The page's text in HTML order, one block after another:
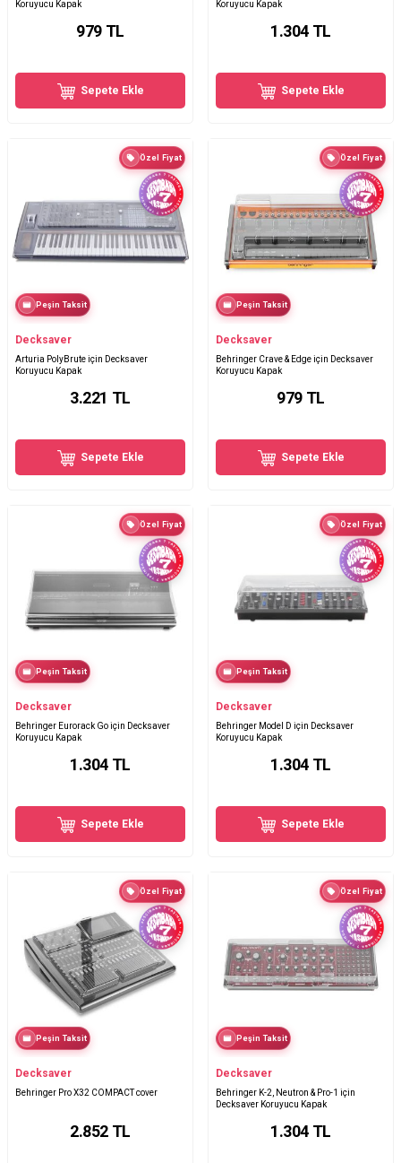
Koruyucu Kapak
979 TL
Sepete Ekle
Koruyucu Kapak
1.304 TL
Sepete Ekle
Özel Fiyat
Peşin Taksit
Decksaver
Arturia PolyBrute için Decksaver
Koruyucu Kapak
3.221 TL
Sepete Ekle
Özel Fiyat
Peşin Taksit
Decksaver
Behringer Crave & Edge için Decksaver
Koruyucu Kapak
979 TL
Sepete Ekle
Özel Fiyat
Peşin Taksit
Decksaver
Behringer Eurorack Go için Decksaver
Koruyucu Kapak
1.304 TL
Sepete Ekle
Özel Fiyat
Peşin Taksit
Decksaver
Behringer Model D için Decksaver
Koruyucu Kapak
1.304 TL
Sepete Ekle
Özel Fiyat
Peşin Taksit
Decksaver
Behringer Pro X32 COMPACT cover
2.852 TL
Özel Fiyat
Peşin Taksit
Decksaver
Behringer K-2, Neutron & Pro-1 için
Decksaver Koruyucu Kapak
1.304 TL